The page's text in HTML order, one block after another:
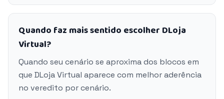
Quando faz mais sentido escolher DLoja
Virtual?
Quando seu cenário se aproxima dos blocos em
que DLoja Virtual aparece com melhor aderência
no veredito por cenário.